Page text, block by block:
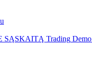
SĄSKAITĄ Trading Demo